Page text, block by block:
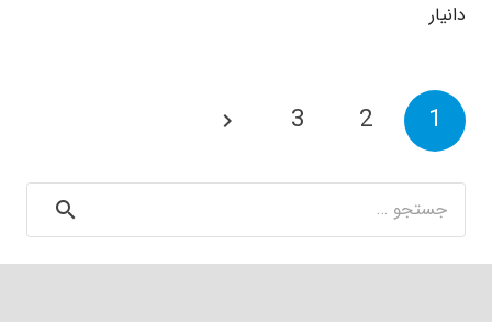
دانیار
1
2
3
برای: